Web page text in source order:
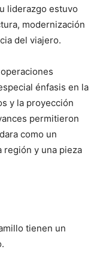
liderazgo estuvo
modernización
del viajero.
énfasis en la
y la proyección
permitieron
como un
región y una pieza
tienen un